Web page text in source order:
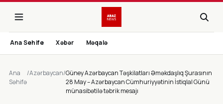
Ana Sehife Xəbər Məqalə
Ana
Səhifə
/Azərbaycan/Güney Azərbaycan Təşkilatları Əməkdaşlıq Şurasının
28 May – Azərbaycan Cümhuriyyətinin İstiqlal Günü
münasibətilə təbrik mesajı